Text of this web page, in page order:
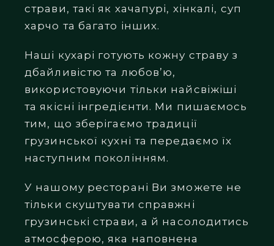
страви, такі як хачапурі, хінкалі, суп
харчо та багато інших.
Наші кухарі готують кожну страву з
дбайливістю та любов’ю,
використовуючи тільки найсвіжіші
та якісні інгредієнти. Ми пишаємось
тим, що зберігаємо традиції
грузинської кухні та передаємо їх
наступним поколінням.
У нашому ресторані Ви зможете не
тільки скуштувати справжні
грузинські страви, а й насолодитись
атмосферою, яка наповнена